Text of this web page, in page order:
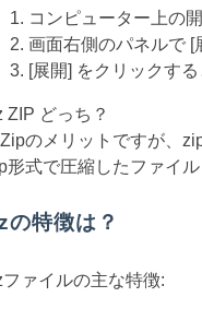
コンピューター上の
画面右側のパネルで [
[展開] をクリックす
ZIP どっち？
のメリットですが、
形式で圧縮したファイ
の特徴は？
ァイルの主な特徴: